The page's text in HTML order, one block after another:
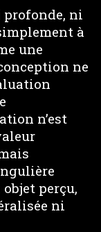
profonde, ni
à
une
ne
n’est
perçu,
ni